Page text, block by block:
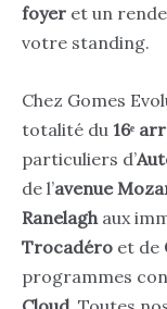
foyer et un
votre standing.
Chez Gomes
totalité du 16ᵉ
particuliers d’
de l’avenue
Ranelagh aux
Trocadéro et de
programmes